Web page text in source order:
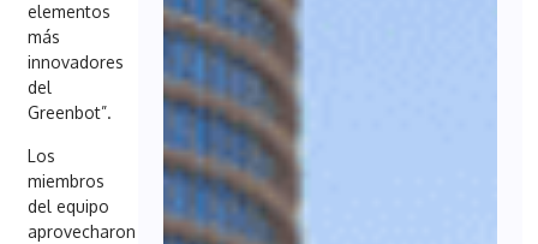
elementos
más
innovadores
del
Greenbot”.
Los
miembros
del equipo
aprovecharon